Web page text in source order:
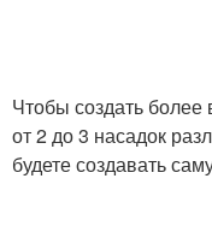
Чтобы создать
от 2 до 3 насадок
будете создавать